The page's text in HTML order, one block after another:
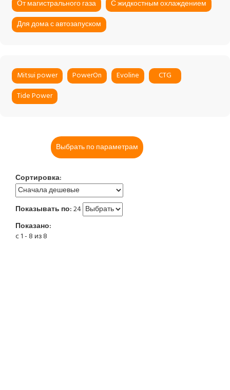
От магистрального газа
С жидкостным охлаждением
Для дома с автозапуском
Mitsui power PowerOn Evoline
CTG
Tide Power
Выбрать по параметрам
Сортировка:
Показывать по:24
Показано:
c 1 - 8 из 8